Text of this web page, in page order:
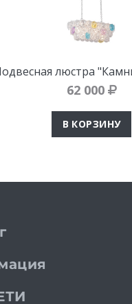
люстра
62 000
В КОРЗИНУ